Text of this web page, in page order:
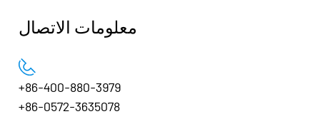
معلومات الاتصال
+86-400-880-3979
+86-0572-3635078